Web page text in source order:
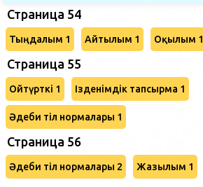
Страница 54
Тыңдалым 1 Айтылым 1 Оқылым 1
Страница 55
Ойтүрткі 1 Ізденімдік тапсырма 1
Әдеби тіл нормалары 1
Страница 56
Әдеби тіл нормалары 2 Жазылым 1